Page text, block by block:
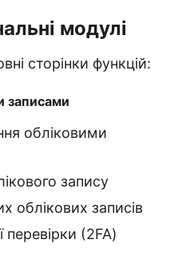
модулі
сторінки функцій:
записами
обліковими
запису
облікових записів
перевірки (2FA)